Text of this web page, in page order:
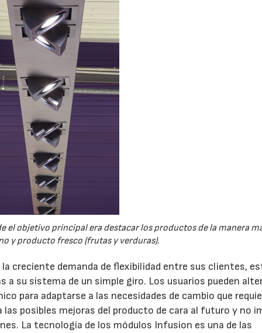
el objetivo principal era destacar los productos de la manera
y producto fresco (frutas y verduras).
creciente demanda de flexibilidad entre sus clientes,
su sistema de un simple giro. Los usuarios pueden
para adaptarse a las necesidades de cambio que
las posibles mejoras del producto de cara al futuro y no
La tecnología de los módulos Infusion es una de las